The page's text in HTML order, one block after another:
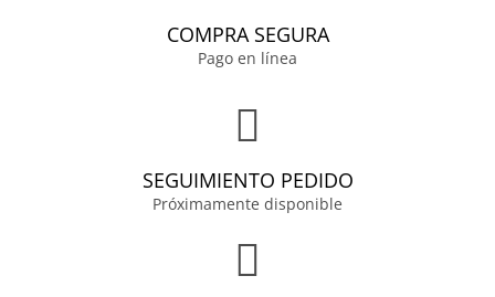
COMPRA SEGURA
Pago en línea
SEGUIMIENTO PEDIDO
Próximamente disponible